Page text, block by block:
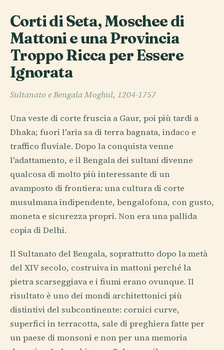
Corti di Seta, Moschee di
Mattoni e una Provincia
Troppo Ricca per Essere
Ignorata
Sultanato e Bengala Moghul, 1204-1757
Una veste di corte fruscia a Gaur, poi più tardi a
Dhaka; fuori l'aria sa di terra bagnata, indaco e
traffico fluviale. Dopo la conquista venne
l'adattamento, e il Bengala dei sultani divenne
qualcosa di molto più interessante di un
avamposto di frontiera: una cultura di corte
musulmana indipendente, bengalofona, con gusto,
moneta e sicurezza propri. Non era una pallida
copia di Delhi.
Il Sultanato del Bengala, soprattutto dopo la metà
del XIV secolo, costruiva in mattoni perché la
pietra scarseggiava e i fiumi erano ovunque. Il
risultato è uno dei mondi architettonici più
distintivi del subcontinente: cornici curve,
superfici in terracotta, sale di preghiera fatte per
un paese di monsoni e non per una memoria